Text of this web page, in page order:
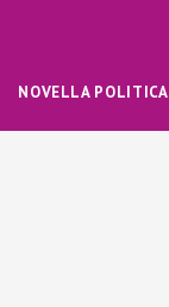
NOVELLA POLITICA